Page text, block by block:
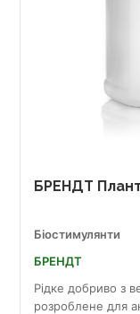
БРЕНДТ
Біостимулянти
БРЕНДТ
Рідке добриво з
розроблене для